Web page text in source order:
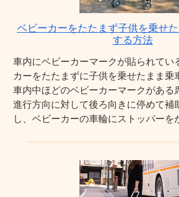
ベビーカーをたたまず子供を乗せ
する方法
車内にベビーカーマークが貼られてい
カーをたたまずに子供を乗せたまま乗
車内中ほどのベビーカーマークがある
進行方向に対して後ろ向きに停めて補
し、ベビーカーの車輪にストッパーを